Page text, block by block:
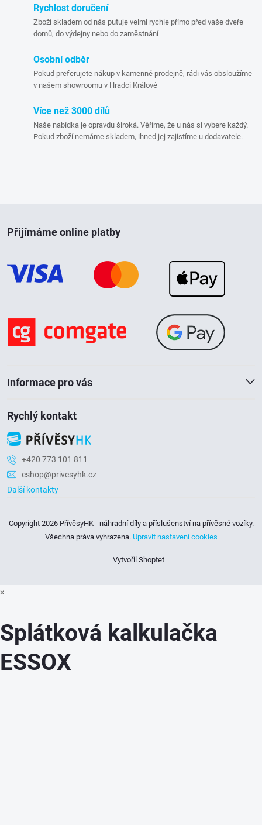
p
s
Rychlost doručení
Zboží skladem od nás putuje velmi rychle přímo před vaše dveře
domů, do výdejny nebo do zaměstnání
Osobní odběr
Pokud preferujete nákup v kamenné prodejně, rádi vás obsloužíme
v našem showroomu v Hradci Králové
Více než 3000 dílů
Naše nabídka je opravdu široká. Věříme, že u nás si vybere každý.
Pokud zboží nemáme skladem, ihned jej zajistíme u dodavatele.
p
Přijímáme online platby
Informace pro vás
Rychlý kontakt
+420 773 101 811
eshop@privesyhk.cz
Další kontakty
Vytvořil Shoptet
Copyright 2026 PřívěsyHK - náhradní díly a příslušenství na přívěsné vozíky.
Všechna práva vyhrazena. Upravit nastavení cookies
×
Splátková kalkulačka
ESSOX